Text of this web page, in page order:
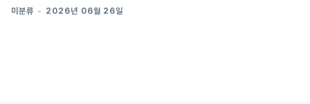
미분류 2026년 06월 26일